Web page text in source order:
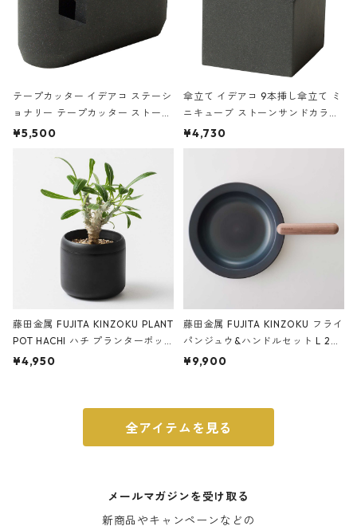
テープカッター イデアコ ステーシ
ョナリー テープカッター ストーン
サンドカラー 石調 ideaco Station
¥5,500
傘立て イデアコ 9本挿し傘立て ミ
ニキューブ ストーンサンドカラー
石調 ideaco Umbrella Stand CUB
E ストーンサンドブラック
¥4,730
藤田金属 FUJITA KINZOKU PLANT
POT HACHI ハチ プランターポッ
ト 3号 ブラック
¥4,950
藤田金属 FUJITA KINZOKU フライ
パンジュウ&ハンドルセット L 24c
m ガス火・IH対応 鉄フライパン
¥9,900
全アイテムを見る
メールマガジンを受け取る
新商品やキャンペーンなどの